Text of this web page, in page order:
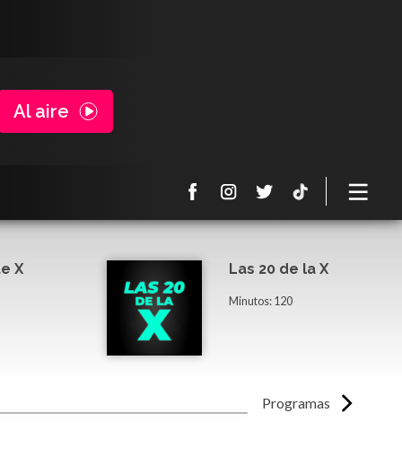
Al aire
Programas
X Las 20 de la X
Minutos: 120